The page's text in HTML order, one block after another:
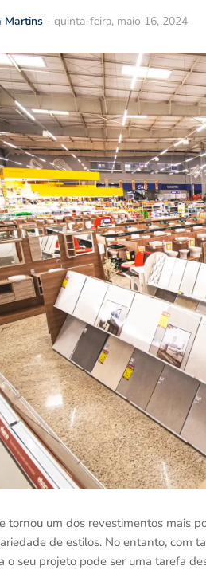
Martins - quinta-feira, maio 16, 2024
tornou um dos revestimentos mais
de estilos. No entanto, com
o seu projeto pode ser uma tarefa